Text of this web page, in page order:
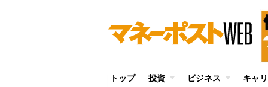
トップ 投資 ビジネス キャ